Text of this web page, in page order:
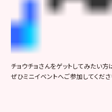
チョウチョさんをゲットしてみたい方
ぜひミニイベントへご参加してくだ